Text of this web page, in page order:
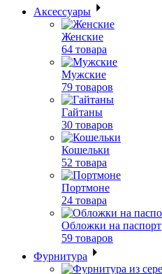
Аксессуары
Женские
64 товара
Мужские
79 товаров
Гайтаны
30 товаров
Кошельки
52 товара
Портмоне
24 товара
Обложки на паспорт
59 товаров
Фурнитура